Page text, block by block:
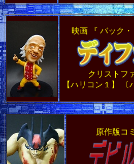
映画 『 バック
クリストフ
【ハリコン１】
原作版コ